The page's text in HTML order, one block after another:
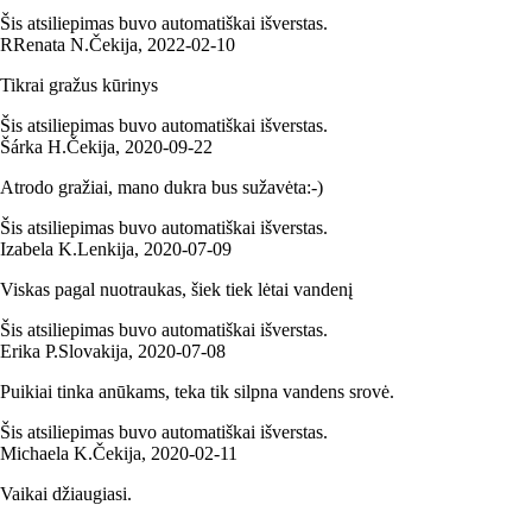
Šis atsiliepimas buvo automatiškai išverstas.
RRenata N.Čekija, 2022‑02‑10
Tikrai gražus kūrinys
Šis atsiliepimas buvo automatiškai išverstas.
Šárka H.Čekija, 2020‑09‑22
Atrodo gražiai, mano dukra bus sužavėta:-)
Šis atsiliepimas buvo automatiškai išverstas.
Izabela K.Lenkija, 2020‑07‑09
Viskas pagal nuotraukas, šiek tiek lėtai vandenį
Šis atsiliepimas buvo automatiškai išverstas.
Erika P.Slovakija, 2020‑07‑08
Puikiai tinka anūkams, teka tik silpna vandens srovė.
Šis atsiliepimas buvo automatiškai išverstas.
Michaela K.Čekija, 2020‑02‑11
Vaikai džiaugiasi.